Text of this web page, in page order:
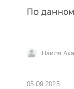
По
Наиля
05.09.2025